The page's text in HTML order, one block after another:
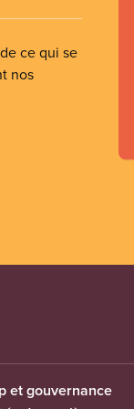
ce qui se
nos
et gouvernance